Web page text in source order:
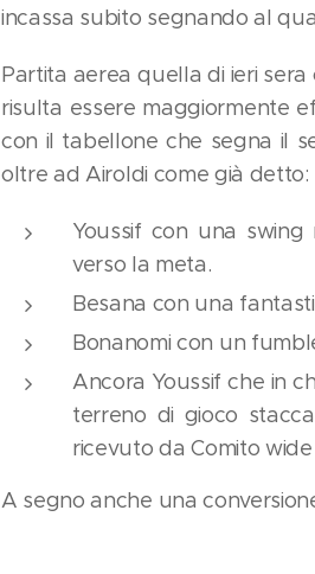
incassa subito segnando al
Partita aerea quella di ieri
risulta essere maggiormente
con il tabellone che segna il
oltre ad Airoldi come già detto:
Youssif con una
verso la meta.
Besana con una
Bonanomi con un
Ancora Youssif che in
terreno di gioco
ricevuto da Comito
A segno anche una